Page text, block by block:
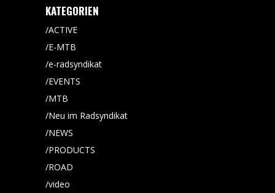
KATEGORIEN
ACTIVE
E-MTB
e-radsyndikat
EVENTS
MTB
Neu im Radsyndikat
NEWS
PRODUCTS
ROAD
video